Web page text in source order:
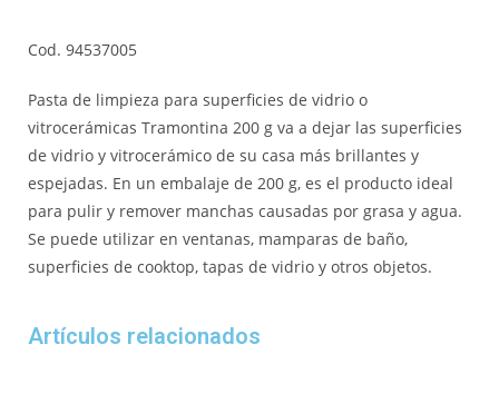
Cod. 94537005
Pasta de limpieza para superficies de vidrio o
vitrocerámicas Tramontina 200 g va a dejar las superficies
de vidrio y vitrocerámico de su casa más brillantes y
espejadas. En un embalaje de 200 g, es el producto ideal
para pulir y remover manchas causadas por grasa y agua.
Se puede utilizar en ventanas, mamparas de baño,
superficies de cooktop, tapas de vidrio y otros objetos.
Artículos relacionados